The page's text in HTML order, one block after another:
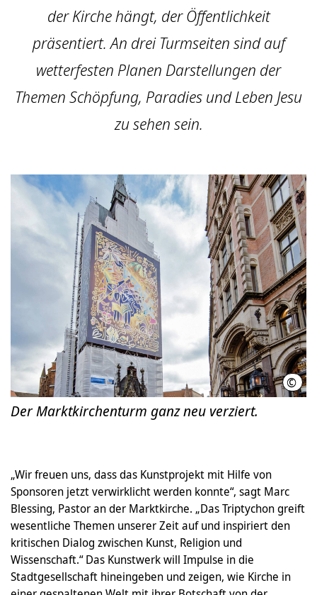
der Kirche hängt, der Öffentlichkeit
präsentiert. An drei Turmseiten sind auf
wetterfesten Planen Darstellungen der
Themen Schöpfung, Paradies und Leben Jesu
zu sehen sein.
©
Der Marktkirchenturm ganz neu verziert.
„Wir freuen uns, dass das Kunstprojekt mit Hilfe von
Sponsoren jetzt verwirklicht werden konnte“, sagt Marc
Blessing, Pastor an der Marktkirche. „Das Triptychon greift
wesentliche Themen unserer Zeit auf und inspiriert den
kritischen Dialog zwischen Kunst, Religion und
Wissenschaft.“ Das Kunstwerk will Impulse in die
Stadtgesellschaft hineingeben und zeigen, wie Kirche in